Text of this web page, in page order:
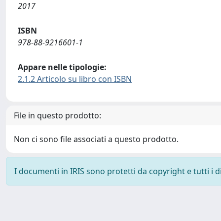
2017
ISBN
978-88-9216601-1
Appare nelle tipologie:
2.1.2 Articolo su libro con ISBN
File in questo prodotto:
Non ci sono file associati a questo prodotto.
I documenti in IRIS sono protetti da copyright e tutti i